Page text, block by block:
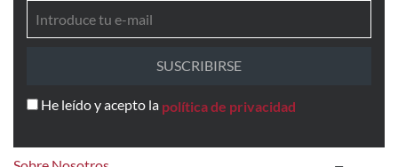
SUSCRIBIRSE
He leído y acepto la política de privacidad